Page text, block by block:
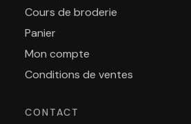
Cours de broderie
Panier
Mon compte
Conditions de ventes
CONTACT